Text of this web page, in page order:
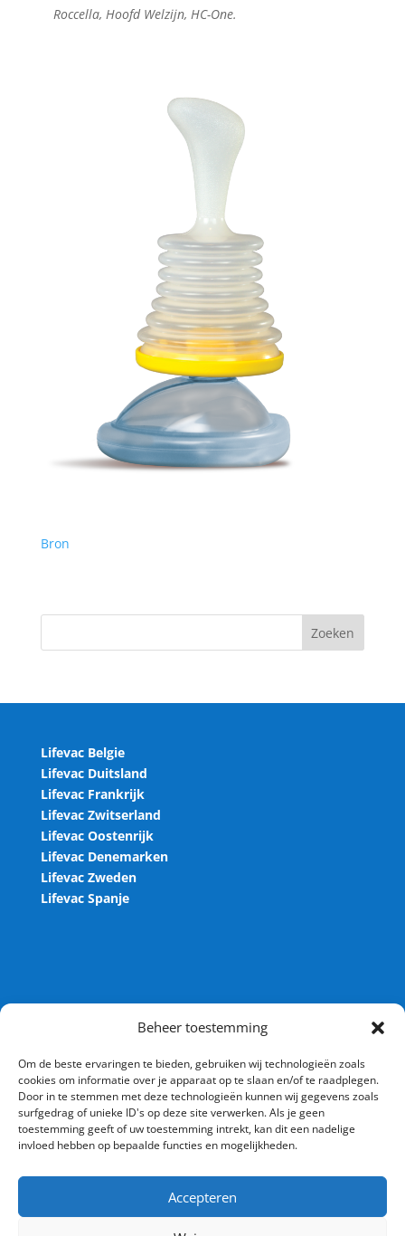
Beheer toestemming
Om de beste ervaringen te bieden, gebruiken wij technologieën zoals
cookies om informatie over je apparaat op te slaan en/of te raadplegen.
Door in te stemmen met deze technologieën kunnen wij gegevens zoals
surfgedrag of unieke ID's op deze site verwerken. Als je geen
toestemming geeft of uw toestemming intrekt, kan dit een nadelige
invloed hebben op bepaalde functies en mogelijkheden.
Accepteren
Roccella, Hoofd Welzijn, HC-One.
Bron
Lifevac Belgie
Lifevac Duitsland
Lifevac Frankrijk
Lifevac Zwitserland
Lifevac Oostenrijk
Lifevac Denemarken
Lifevac Zweden
Lifevac Spanje
Lifevac.nl
Arnesteinweg 36
4338 PD Middelburg
Nederland